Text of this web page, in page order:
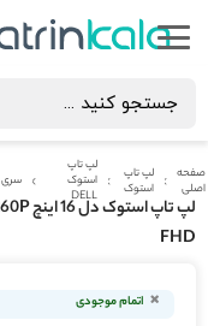
صفحه
اصلی
لپ تاپ
استوک
لپ تاپ
استوک
DELL
سری
FHD
اتمام موجودی